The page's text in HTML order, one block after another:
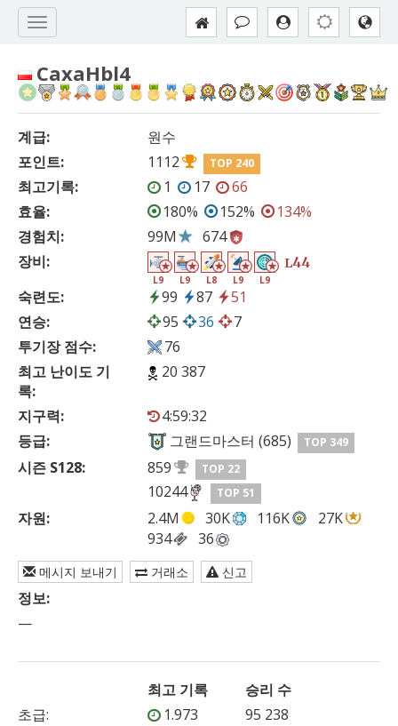
CaxaHbl4
계급:
원수
포인트:
1112 TOP 240
최고기록: 1 17
66
효율:
180% 152%
134%
경험치:
99M
674
장비:
L9 L9 L8 L9 L9
L44
숙련도: 99 87
51
연승:
95 36
7
투기장 점수:
76
최고 난이도 기
록:
20 387
지구력:
4:59:32
등급:
그랜드마스터 (685) TOP 349
시즌 S128: 859 TOP 22
10244 TOP 51
자원: 2.4M 30K 116K
27K
934
36
메시지 보내기 거래소 신고
정보:
—
최고 기록
승리 수
초급: 1.973
95 238